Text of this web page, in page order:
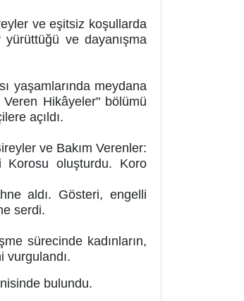
ve eşitsiz koşullarda
ve dayanışma
yaşamlarında meydana
Veren Hikâyeler" bölümü
açıldı.
ve Bakım Verenler:
Korosu oluşturdu. Koro
aldı. Gösteri, engelli
serdi.
sürecinde kadınların,
vurgulandı.
bulundu.